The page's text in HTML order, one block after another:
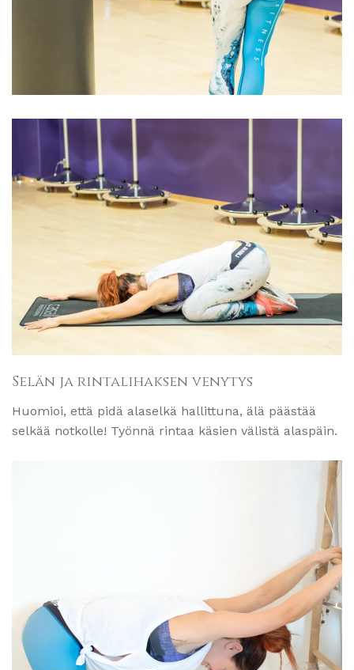
Selän ja rintalihaksen venytys
Huomioi, että pidä alaselkä hallittuna, älä päästää
selkää notkolle! Työnnä rintaa käsien välistä alaspäin.